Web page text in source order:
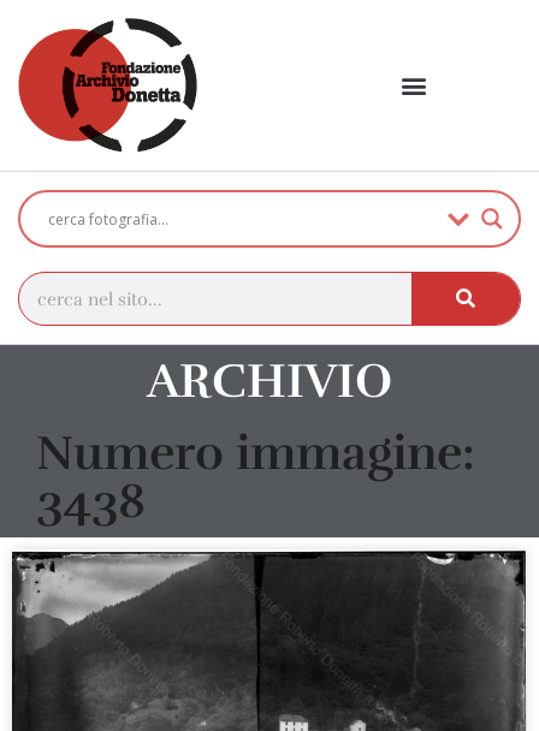
ARCHIVIO
Numero immagine:
3438